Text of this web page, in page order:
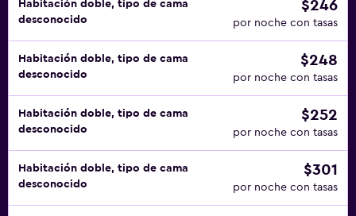
Habitación doble, tipo de cama
desconocido
$246
por noche con tasas
Habitación doble, tipo de cama
desconocido
$248
por noche con tasas
Habitación doble, tipo de cama
desconocido
$252
por noche con tasas
Habitación doble, tipo de cama
desconocido
$301
por noche con tasas